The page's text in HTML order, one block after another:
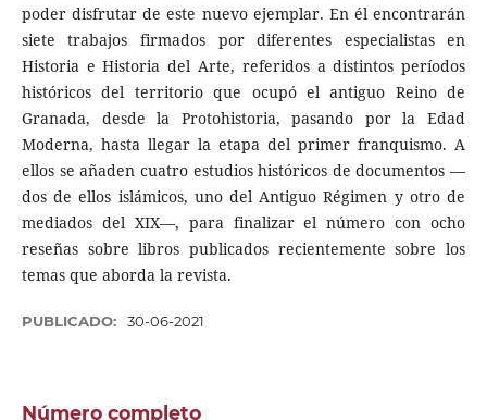
poder disfrutar de este nuevo ejemplar. En él encontrarán
siete trabajos firmados por diferentes especialistas en
Historia e Historia del Arte, referidos a distintos períodos
históricos del territorio que ocupó el antiguo Reino de
Granada, desde la Protohistoria, pasando por la Edad
Moderna, hasta llegar la etapa del primer franquismo. A
ellos se añaden cuatro estudios históricos de documentos —
dos de ellos islámicos, uno del Antiguo Régimen y otro de
mediados del XIX—, para finalizar el número con ocho
reseñas sobre libros publicados recientemente sobre los
temas que aborda la revista.
PUBLICADO: 30-06-2021
Número completo